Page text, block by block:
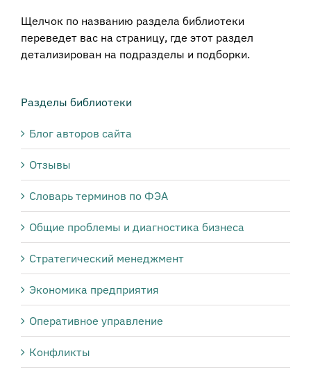
Щелчок по названию раздела библиотеки
переведет вас на страницу, где этот раздел
детализирован на подразделы и подборки.
Разделы библиотеки
Блог авторов сайта
Отзывы
Словарь терминов по ФЭА
Общие проблемы и диагностика бизнеса
Стратегический менеджмент
Экономика предприятия
Оперативное управление
Конфликты